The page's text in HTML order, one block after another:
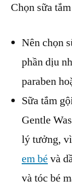
Chọn sữa
Nên chọn
phần dịu
paraben
Sữa tắm
Gentle
lý tưởng,
em bé và
và tóc bé